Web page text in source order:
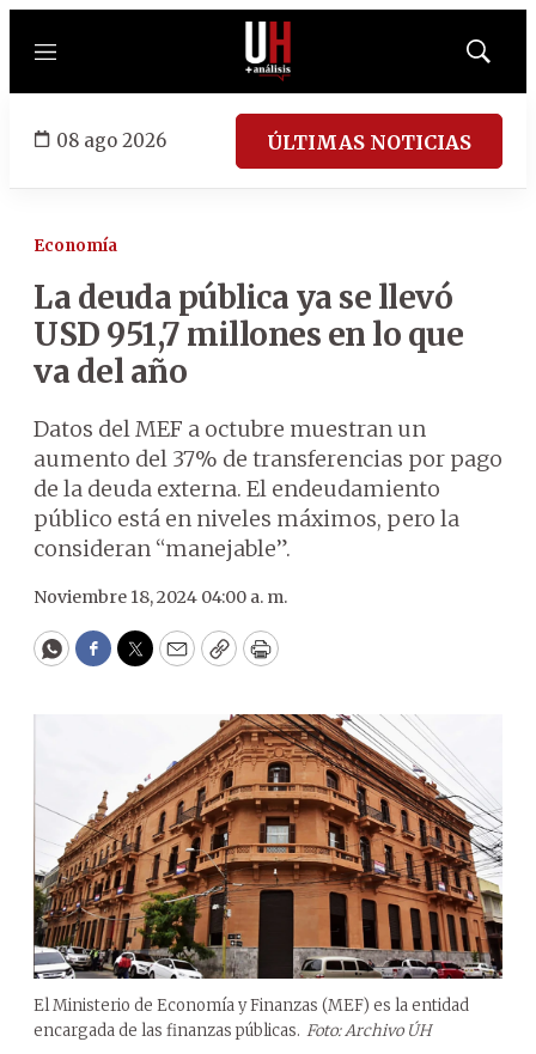
Menú
Mostrar
08 ago 2026 ÚLTIMAS NOTICIAS
Economía
La deuda pública ya se llevó
USD 951,7 millones en lo que
va del año
Datos del MEF a octubre muestran un
aumento del 37% de transferencias por pago
de la deuda externa. El endeudamiento
público está en niveles máximos, pero la
consideran “manejable”.
Noviembre 18, 2024 04:00 a. m.
WhatsApp
Facebook
Twitter
EmailCopyPrint
El Ministerio de Economía y Finanzas (MEF) es la entidad
encargada de las finanzas públicas. Foto: Archivo ÚH